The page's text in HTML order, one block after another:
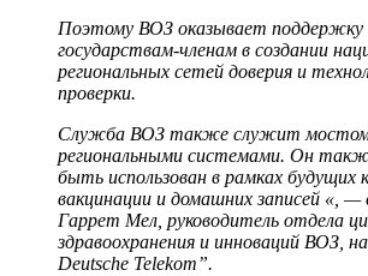
Поэтому ВОЗ оказывает поддержку
государствам-членам в создании
региональных сетей доверия и
проверки.
Служба ВОЗ также служит
региональными системами. Он
быть использован в рамках будущих
вакцинации и домашних записей «, —
Гаррет Мел, руководитель отдела
здравоохранения и инноваций ВОЗ,
Deutsche Telekom”.